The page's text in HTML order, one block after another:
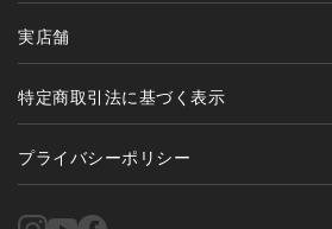
実店舗
特定商取引法に基づく表示
プライバシーポリシー